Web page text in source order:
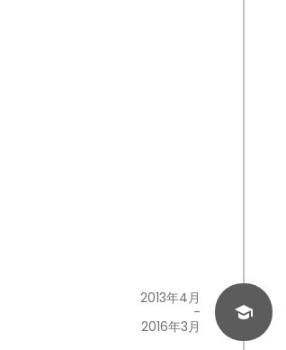
2013年4月
-
2016年3月